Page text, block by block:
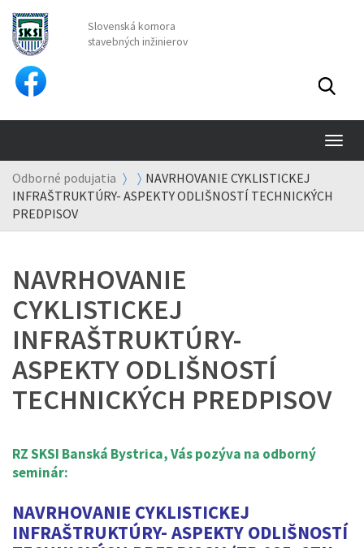
Slovenská komora
stavebných inžinierov
Odborné podujatia
NAVRHOVANIE CYKLISTICKEJ
INFRAŠTRUKTÚRY- ASPEKTY ODLIŠNOSTÍ TECHNICKÝCH
PREDPISOV
NAVRHOVANIE
CYKLISTICKEJ
INFRAŠTRUKTÚRY-
ASPEKTY ODLIŠNOSTÍ
TECHNICKÝCH PREDPISOV
RZ SKSI Banská Bystrica, Vás pozýva na odborný
seminár:
NAVRHOVANIE CYKLISTICKEJ
INFRAŠTRUKTÚRY- ASPEKTY ODLIŠNOSTÍ